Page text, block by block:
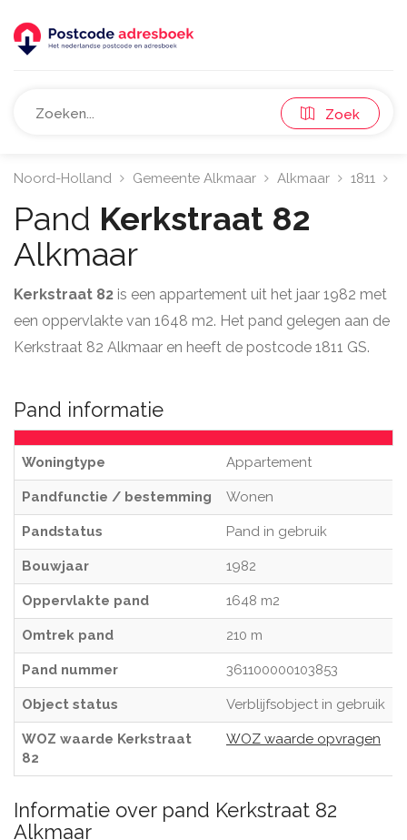
Zoek
Noord-Holland Gemeente Alkmaar Alkmaar 1811
Pand Kerkstraat 82
Alkmaar
Kerkstraat 82 is een appartement uit het jaar 1982 met
een oppervlakte van 1648 m2. Het pand gelegen aan de
Kerkstraat 82 Alkmaar en heeft de postcode 1811 GS.
Pand informatie
Woningtype Appartement
Pandfunctie / bestemming Wonen
Pandstatus Pand in gebruik
Bouwjaar 1982
Oppervlakte pand 1648 m2
Omtrek pand 210 m
Pand nummer 361100000103853
Object status Verblijfsobject in gebruik
WOZ waarde Kerkstraat
82
WOZ waarde opvragen
Informatie over pand Kerkstraat 82
Alkmaar